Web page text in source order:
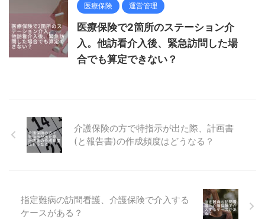
医療保険 運営管理
医療保険で2箇所のステーション介
入。他訪看介入後、緊急訪問した場
合でも算定できない？
介護保険の方で特指示が出た際、計画書
(と報告書)の作成頻度はどうなる？
指定難病の訪問看護、介護保険で介入する
ケースがある？